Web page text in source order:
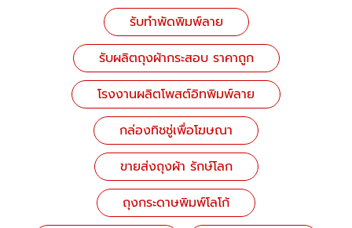
รับทำพัดพิมพ์ลาย
รับผลิตถุงผ้ากระสอบ ราคาถูก
โรงงานผลิตโพสต์อิทพิมพ์ลาย
กล่องทิชชู่เพื่อโฆษณา
ขายส่งถุงผ้า รักษ์โลก
ถุงกระดาษพิมพ์โลโก้